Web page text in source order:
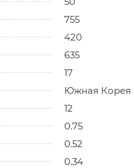
755
420
635
17
Южная Корея
12
0.75
0.52
0.34